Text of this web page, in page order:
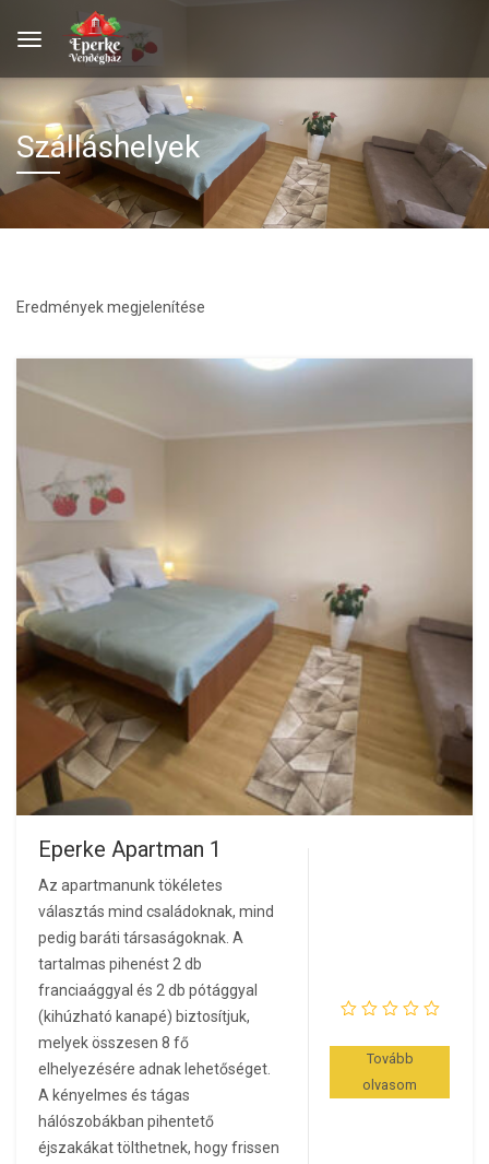
Szálláshelyek
Eredmények megjelenítése
Eperke Apartman 1
Az apartmanunk tökéletes
választás mind családoknak, mind
pedig baráti társaságoknak. A
tartalmas pihenést 2 db
franciaággyal és 2 db pótággyal
(kihúzható kanapé) biztosítjuk,
melyek összesen 8 fő
elhelyezésére adnak lehetőséget.
A kényelmes és tágas
hálószobákban pihentető
éjszakákat tölthetnek, hogy frissen
Tovább
olvasom